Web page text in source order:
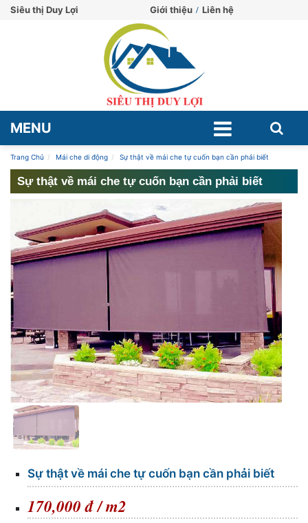
Siêu thị Duy Lợi Giới thiệu Liên hệ
MENU
Trang Chủ Mái che di động Sự thật về mái che tự cuốn bạn cần phải biết
Sự thật về mái che tự cuốn bạn cần phải biết
Sự thật về mái che tự cuốn bạn cần phải biết
170,000 đ / m2